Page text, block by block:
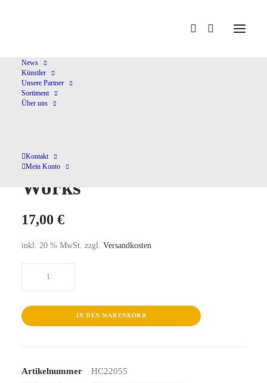
News
Künstler
Unsere Partner
Sortiment
Über uns
Kontakt
Mein Konto
César Franck Piano
César Franck Piano
Works
17,00 €
inkl. 20 % MwSt. zzgl. Versandkosten
Works
IN DEN WARENKORB
Artikelnummer
HC22055